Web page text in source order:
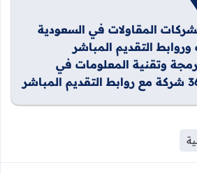
المقاولات في السعودية
وتقنية المعلومات في